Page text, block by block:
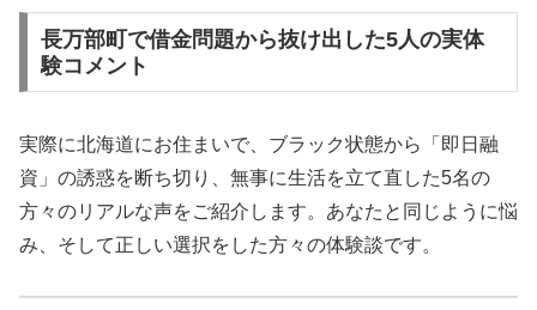
長万部町で借金問題から抜け出した5人の実体
験コメント
実際に北海道にお住まいで、ブラック状態から「即日融
資」の誘惑を断ち切り、無事に生活を立て直した5名の
方々のリアルな声をご紹介します。あなたと同じように悩
み、そして正しい選択をした方々の体験談です。